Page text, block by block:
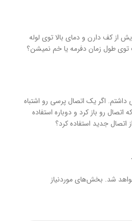
از کف دارن و دمای بالا توی لوله‌
توی طول زمان دفرمه یا خم نمیشن؟
اگر یک اتصال پرسی رو اشتباه
رو باز کرد و دوباره استفاده
اتصال جدید استفاده کرد؟
شد. بخش‌های موردنیاز